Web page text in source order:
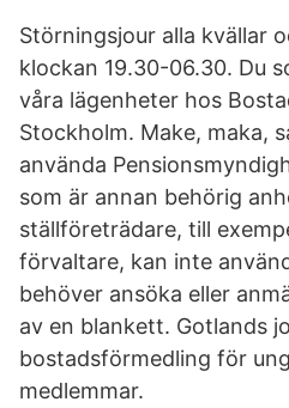
Störningsjour alla kvällar
klockan 19.30-06.30. Du
våra lägenheter hos
Stockholm. Make, maka,
använda
som är annan behörig
ställföreträdare, till
förvaltare, kan inte
behöver ansöka eller
av en blankett. Gotlands
bostadsförmedling för
medlemmar.